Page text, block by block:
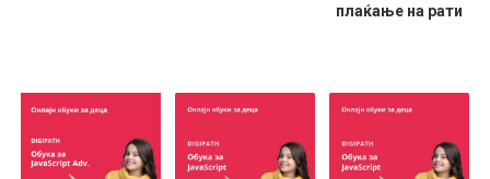
плаќање на рати